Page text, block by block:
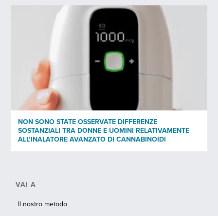
NON SONO STATE OSSERVATE DIFFERENZE
SOSTANZIALI TRA DONNE E UOMINI RELATIVAMENTE
ALL’INALATORE AVANZATO DI CANNABINOIDI
VAI A
Il nostro metodo